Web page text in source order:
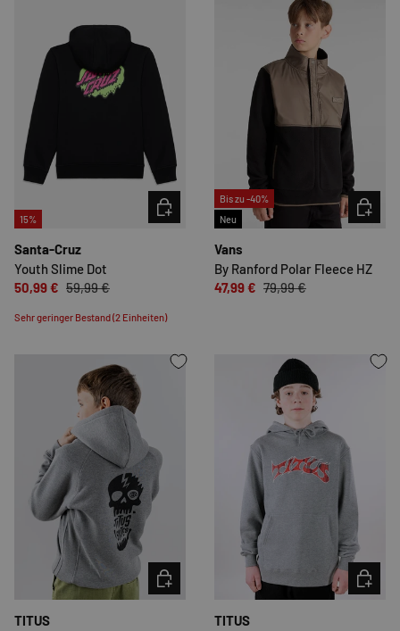
15%
Santa-Cruz
Youth Slime Dot
50,99 € 59,99 €
Sehr geringer Bestand (2 Einheiten)
OPTIONEN AUSWÄHLEN
Bis zu -40%
Neu
Vans
By Ranford Polar Fleece HZ
47,99 € 79,99 €
TITUS
OPTIONEN AUSWÄHLEN
TITUS